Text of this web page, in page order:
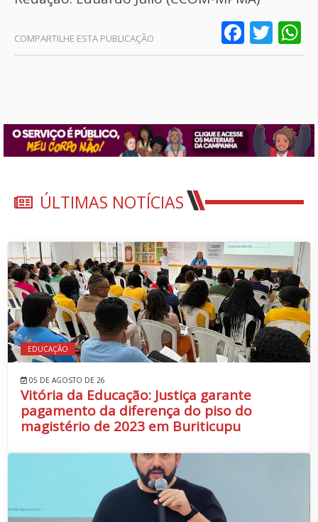
ÚLTIMAS NOTÍCIAS
EDUCAÇÃO
05 DE AGOSTO DE 26
Vitória da Educação: Justiça garante
pagamento da diferença do piso do
magistério de 2023 em Buriticupu